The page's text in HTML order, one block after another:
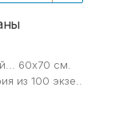
60x70 cм.
из 100 экзе..